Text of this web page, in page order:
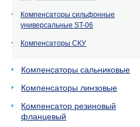
Компенсаторы сильфонные
универсальные ST-06
Компенсаторы СКУ
Компенсаторы сальниковые
Компенсаторы линзовые
Компенсатор резиновый
фланцевый